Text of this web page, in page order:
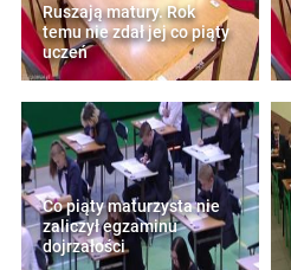
Ruszają matury. Rok
temu nie zdał jej co piąty
uczeń
Co piąty maturzysta nie
zaliczył egzaminu
dojrzałości